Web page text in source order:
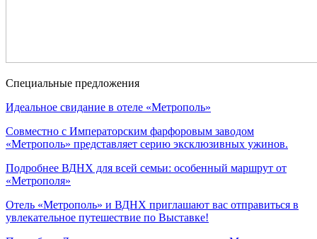
Специальные предложения
Идеальное свидание в отеле «Метрополь»
Совместно с Императорским фарфоровым заводом
«Метрополь» представляет серию эксклюзивных ужинов.
Подробнее ВДНХ для всей семьи: особенный маршрут от
«Метрополя»
Отель «Метрополь» и ВДНХ приглашают вас отправиться в
увлекательное путешествие по Выставке!